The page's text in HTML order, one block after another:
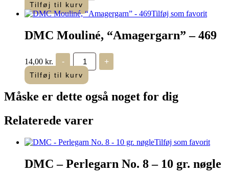
“Amagergarn”
-
471
Tilføj til kurv
Tilføj som favorit
DMC Mouliné, “Amagergarn” – 469
14,00 kr. -
DMC
Mouliné,
“Amagergarn”
-
antal
+
Tilføj til kurv
Måske er dette også noget for dig
Relaterede varer
Tilføj som favorit
DMC – Perlegarn No. 8 – 10 gr. nøgle